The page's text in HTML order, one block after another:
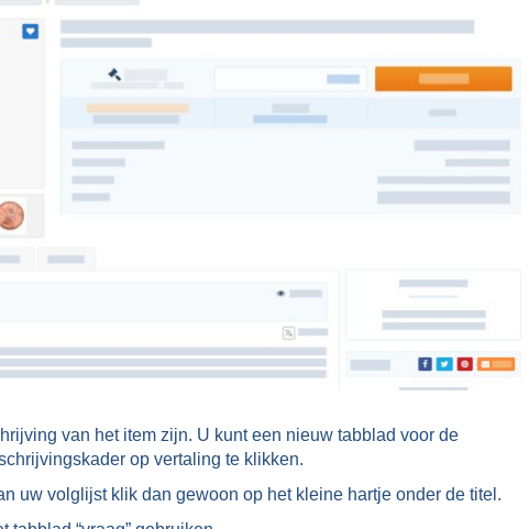
van het item zijn. U kunt een nieuw tabblad voor de
op vertaling te klikken.
uw volglijst klik dan gewoon op het kleine hartje onder de titel.